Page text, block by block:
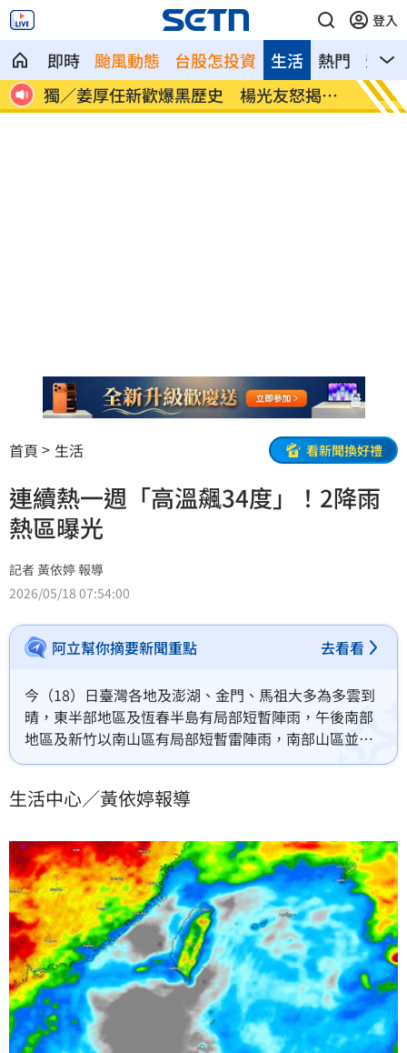
登入
即時 颱風動態 台股怎投資 熱門 影音
生活
獨／姜厚任新歡爆黑歷史 楊光友怒揭內
幕
56歲
孕
首頁 生活 看新聞換好禮
連續熱一週「高溫飆34度」！2降雨
熱區曝光
記者 黃依婷 報導
2026/05/18 07:54:00
阿立幫你摘要新聞重點 去看看
今（18）日臺灣各地及澎湖、金門、馬祖大多為多雲到
晴，東半部地區及恆春半島有局部短暫陣雨，午後南部
地區及新竹以南山區有局部短暫雷陣雨，南部山區並有
局部大雨發生的機率，清晨至上午南部地區亦有零星短
光鋒面影響範圍。
生活中心／黃依婷報導